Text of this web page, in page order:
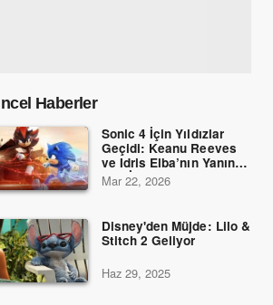
Haberler
Sonic 4 İçin Yıldızlar
Geçidi: Keanu Reeves
ve Idris Elba’nın Yanına
Dev İsimler Katıldı!
Mar 22, 2026
Disney'den Müjde: Lilo &
Stitch 2 Geliyor
Haz 29, 2025